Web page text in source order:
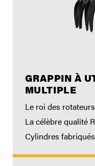
GRAPPIN À
MULTIPLE
Le roi des rotateurs
La célèbre qualité
Cylindres